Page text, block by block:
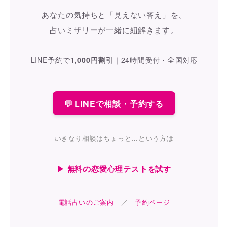
あなたの気持ちと「見えない答え」を、
占いミザリーが一緒に紐解きます。
LINE予約で1,000円割引 ｜ 24時間受付・全国対応
💬 LINEで相談・予約する
いきなり相談はちょっと…という方は
▶ 無料の恋愛心理テストを試す
電話占いのご案内 ／予約ページ